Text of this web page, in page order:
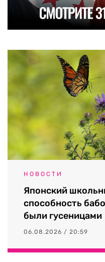
НОВОСТИ
Японский
способность
были гусеницами
06.08.2026 / 20:59